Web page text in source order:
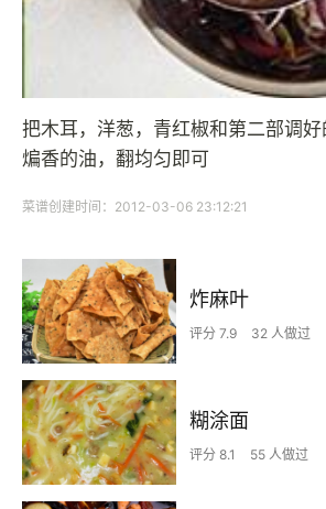
把木耳，洋葱，青红椒和第二部调
煸香的油，翻均匀即可
菜谱创建时间：2012-03-06 23:12:21
炸麻叶
评分 7.9 32 人做过
糊涂面
评分 8.1 55 人做过